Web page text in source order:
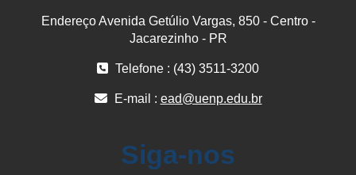
Endereço Avenida Getúlio Vargas, 850 - Centro -
Jacarezinho - PR
Telefone : (43) 3511-3200
E-mail : ead@uenp.edu.br
Siga-nos